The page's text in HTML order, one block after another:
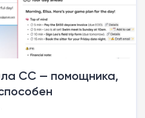
CC — помощника,